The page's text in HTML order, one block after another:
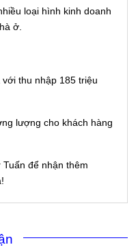
loại hình kinh doanh
ở.
thu nhập 185 triệu
lượng cho khách hàng
để nhận thêm